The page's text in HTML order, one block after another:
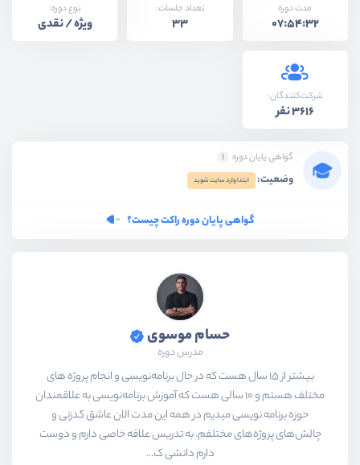
مدت دوره
07:54:32
تعداد جلسات:
33
نوع دوره:
ویژه / نقدی
شرکت‌کنندگان:
3616 نفر
گواهی پایان دوره
وضعیت: ابتدا وارد سایت شوید
گواهی پایان دوره راکت چیست؟
حسام موسوی
مدرس دوره
بیشتر از ۱۵ سال هست که در حال برنامه‌نویسی و انجام پروژه های
مختلف هستم و ۱۰ سالی هست که آموزش برنامه‌نویسی به علاقمندان
حوزه برنامه نویسی میدیم در همه این مدت الان عاشق کدزنی و
چالش‌های پروژه‌های مختلفم. به تدریس علاقه خاصی دارم و دوست
دارم دانشی ک...